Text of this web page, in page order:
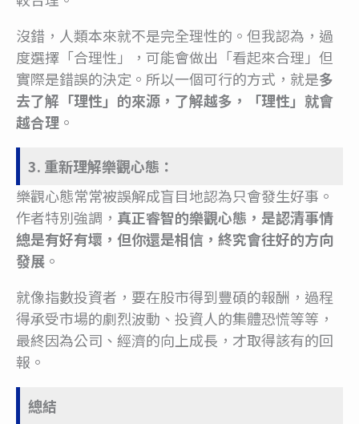
沒錯，人類本來就不是完全理性的。但我認為，過
度選擇「合理性」，可能會做出「看起來合理」但
實際是錯誤的決定。所以一個可行的方式，就是多
去了解「理性」的來源，了解越多，「理性」就會
越合理 。
3. 重新理解樂觀心態：
樂觀心態常常被誤解成盲目地認為只會發生好事。
作者特別強調， 真正睿智的樂觀心態，是認清事情
總是有好有壞，但你還是相信，終究會往好的方向
發展 。
就像指數投資者，要在股市得到豐碩的報酬，過程
得承受市場的劇烈波動、投資人的集體恐慌等等，
最終因為公司、經濟的向上成長，才取得該有的回
報。
總結